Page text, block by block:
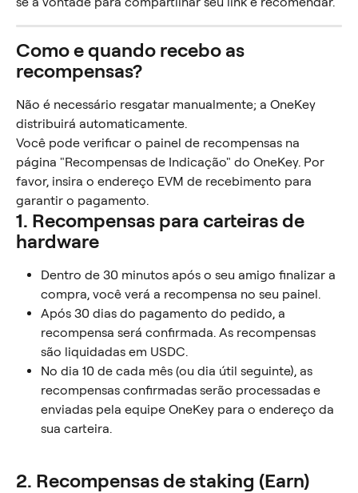
Como e quando recebo as
recompensas?
Não é necessário resgatar manualmente; a OneKey
distribuirá automaticamente.
Você pode verificar o painel de recompensas na
página "Recompensas de Indicação" do OneKey. Por
favor, insira o endereço EVM de recebimento para
garantir o pagamento.
1. Recompensas para carteiras de
hardware
Dentro de 30 minutos após o seu amigo finalizar a
compra, você verá a recompensa no seu painel.
Após 30 dias do pagamento do pedido, a
recompensa será confirmada. As recompensas
são liquidadas em USDC.
No dia 10 de cada mês (ou dia útil seguinte), as
recompensas confirmadas serão processadas e
enviadas pela equipe OneKey para o endereço da
sua carteira.
2. Recompensas de staking (Earn)